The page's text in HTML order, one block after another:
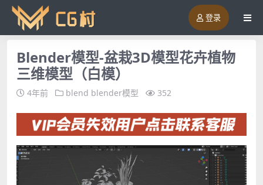
登录
Blender模型-盆栽3D模型花卉植物
三维模型（白模）
4年前 blend blender模型 352